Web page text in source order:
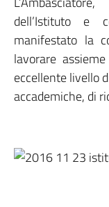
dell’Istituto e
manifestato la
lavorare
eccellente livello
accademiche, di